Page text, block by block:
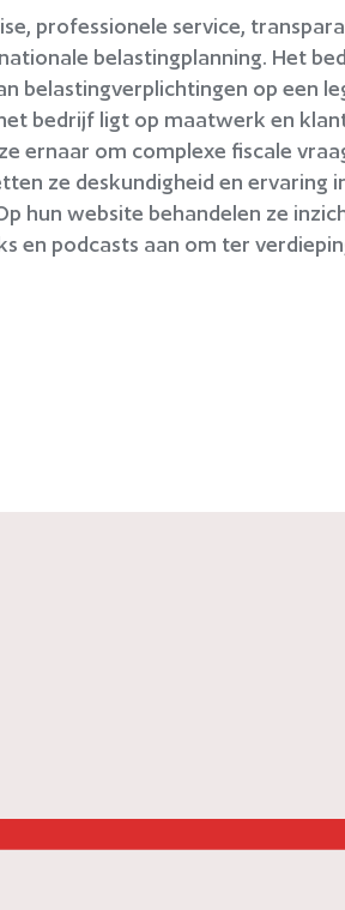
professionele service,
belastingplanning. Het
belastingverplichtingen op een
bedrijf ligt op maatwerk en
ernaar om complexe fiscale
ze deskundigheid en ervaring
hun website behandelen ze
en podcasts aan om ter